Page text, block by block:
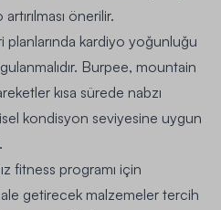
önerilir.
planlarında kardiyo yoğunluğu
Burpee, mountain
kısa sürede nabzı
kondisyon seviyesine uygun
fitness programı için
getirecek malzemeler tercih